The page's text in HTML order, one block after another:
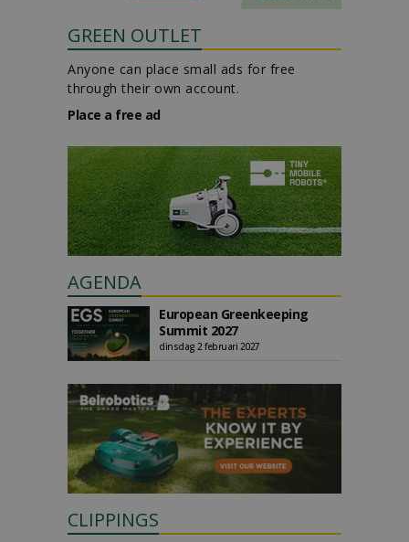
GREEN OUTLET
Anyone can place small ads for free
through their own account.
Place a free ad
AGENDA
European Greenkeeping
Summit 2027
dinsdag 2 februari 2027
CLIPPINGS